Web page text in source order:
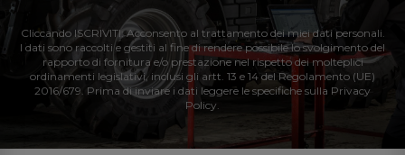
Cliccando ISCRIVITI: Acconsento al trattamento dei miei dati personali.
I dati sono raccolti e gestiti al fine di rendere possibile lo svolgimento del
rapporto di fornitura e/o prestazione nel rispetto dei molteplici
ordinamenti legislativi, inclusi gli artt. 13 e 14 del Regolamento (UE)
2016/679. Prima di inviare i dati leggere le specifiche sulla Privacy
Policy.